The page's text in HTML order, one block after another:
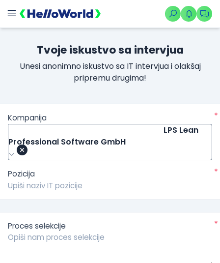
Tvoje iskustvo sa intervjua
Unesi anonimno iskustvo sa IT intervjua i olakšaj
pripremu drugima!
Kompanija
*
LPS Lean
Professional Software GmbH
Pozicija *
Proces selekcije *